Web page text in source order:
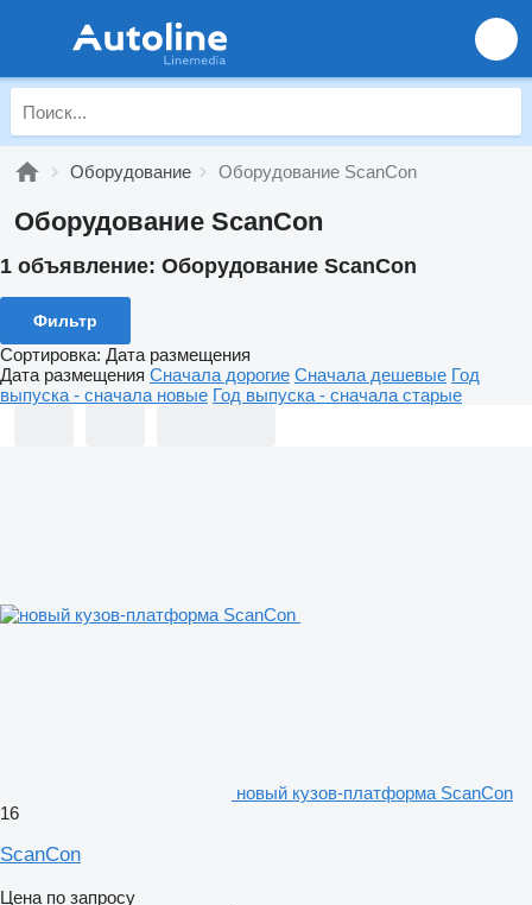
Оборудование Оборудование ScanCon
Оборудование ScanCon
1 объявление: Оборудование ScanCon
Фильтр
Сортировка: Дата размещения
Дата размещения Сначала дорогие Сначала дешевые Год
выпуска - сначала новые Год выпуска - сначала старые
новый кузов-платформа ScanCon
16
ScanCon
Цена по запросу